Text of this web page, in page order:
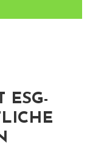
ESG-